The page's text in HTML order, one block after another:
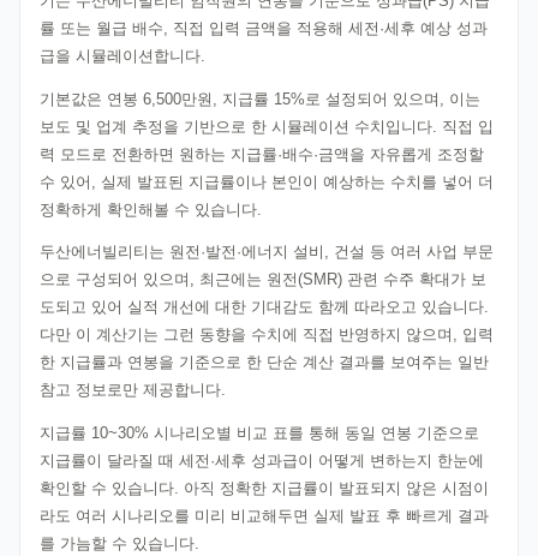
률 또는 월급 배수, 직접 입력 금액을 적용해 세전·세후 예상 성과
급을 시뮬레이션합니다.
기본값은 연봉 6,500만원, 지급률 15%로 설정되어 있으며, 이는
보도 및 업계 추정을 기반으로 한 시뮬레이션 수치입니다. 직접 입
력 모드로 전환하면 원하는 지급률·배수·금액을 자유롭게 조정할
수 있어, 실제 발표된 지급률이나 본인이 예상하는 수치를 넣어 더
정확하게 확인해볼 수 있습니다.
두산에너빌리티는 원전·발전·에너지 설비, 건설 등 여러 사업 부문
으로 구성되어 있으며, 최근에는 원전(SMR) 관련 수주 확대가 보
도되고 있어 실적 개선에 대한 기대감도 함께 따라오고 있습니다.
다만 이 계산기는 그런 동향을 수치에 직접 반영하지 않으며, 입력
한 지급률과 연봉을 기준으로 한 단순 계산 결과를 보여주는 일반
참고 정보로만 제공합니다.
지급률 10~30% 시나리오별 비교 표를 통해 동일 연봉 기준으로
지급률이 달라질 때 세전·세후 성과급이 어떻게 변하는지 한눈에
확인할 수 있습니다. 아직 정확한 지급률이 발표되지 않은 시점이
라도 여러 시나리오를 미리 비교해두면 실제 발표 후 빠르게 결과
를 가늠할 수 있습니다.